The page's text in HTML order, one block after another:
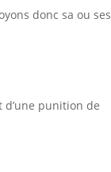
donc sa ou ses
d’une punition de